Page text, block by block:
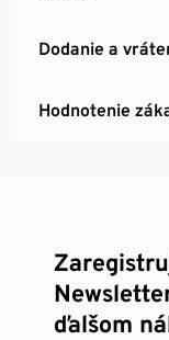
Dodanie a
Hodnotenie
ďalšom